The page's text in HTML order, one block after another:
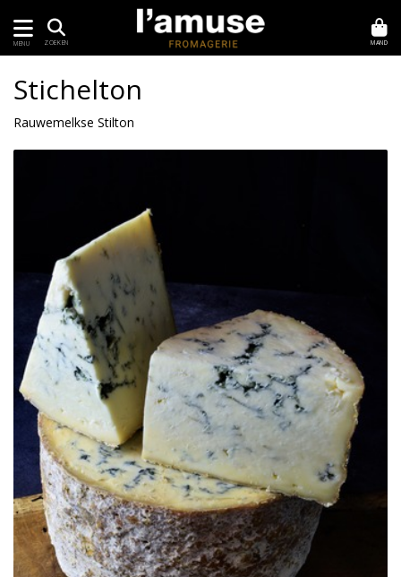
MENU ZOEKEN MAND
Stichelton
Rauwemelkse Stilton